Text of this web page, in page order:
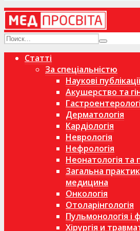
Статті
За спеціальністю
Наукові
Акушерство та
Дерматологія
Кардіологія
Неврологія
Нефрологія
Неонатологія та
Загальна
медицина
Онкологія
Отоларінгологія
Пульмонологія і
Хірургія и